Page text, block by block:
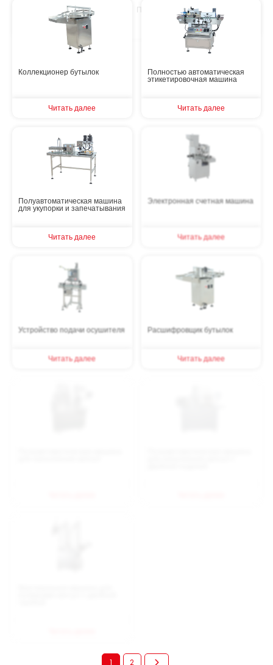
Коллекционер бутылок
Читать далее
Полностью автоматическая
этикетировочная машина
Читать далее
Полуавтоматическая машина
для укупорки и запечатывания
Читать далее
Электронная счетная машина
Читать далее
Устройство подачи осушителя
Читать далее
Расшифровщик бутылок
Читать далее
1 2